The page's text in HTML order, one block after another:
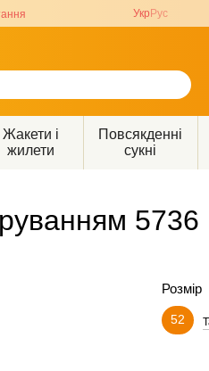
Укр Рус
Жакети і
жилети
Повсякденні
сукні
5736
Розмір
52